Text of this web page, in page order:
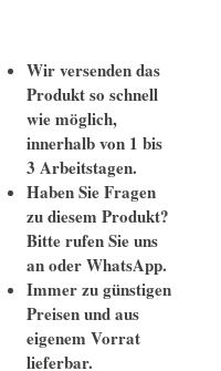
Wir versenden das
Produkt so schnell
wie möglich,
innerhalb von 1 bis
3 Arbeitstagen.
Haben Sie Fragen
zu diesem Produkt?
Bitte rufen Sie uns
an oder WhatsApp.
Immer zu günstigen
Preisen und aus
eigenem Vorrat
lieferbar.